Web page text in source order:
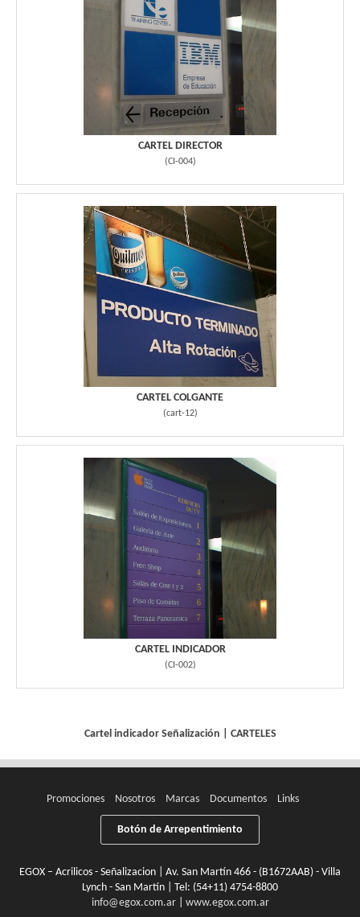
CARTEL DIRECTOR
(CI-004)
CARTEL COLGANTE
(cart-12)
CARTEL INDICADOR
(CI-002)
Cartel indicador Señalización CARTELES
Promociones Nosotros Marcas Documentos Links
Botón de Arrepentimiento
EGOX – Acrilicos - Señalizacion | Av. San Martín 466 - (B1672AAB) - Villa
Lynch - San Martín | Tel: (54+11) 4754-8800
info@egox.com.ar| www.egox.com.ar